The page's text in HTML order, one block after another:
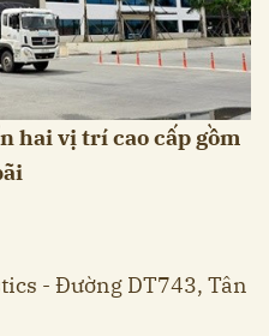
hai vị trí cao cấp gồm
- Đường DT743, Tân